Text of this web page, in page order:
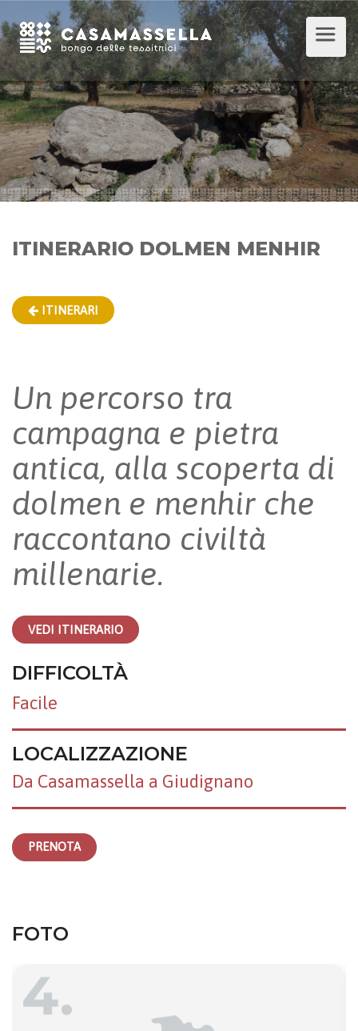
ITINERARIO DOLMEN MENHIR
ITINERARI
Un percorso tra
campagna e pietra
antica, alla scoperta di
dolmen e menhir che
raccontano civiltà
millenarie.
VEDI ITINERARIO
DIFFICOLTÀ
Facile
LOCALIZZAZIONE
Da Casamassella a Giudignano
PRENOTA
FOTO